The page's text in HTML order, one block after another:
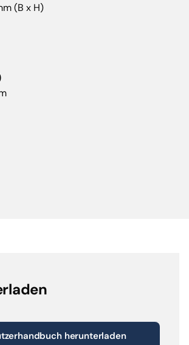
(B x H)
herunterladen